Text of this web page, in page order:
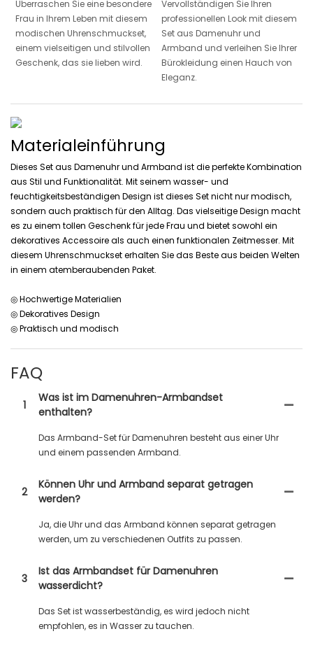
Überraschen Sie eine besondere
Frau in Ihrem Leben mit diesem
modischen Uhrenschmuckset,
einem vielseitigen und stilvollen
Geschenk, das sie lieben wird.
Vervollständigen Sie Ihren
professionellen Look mit diesem
Set aus Damenuhr und
Armband und verleihen Sie Ihrer
Bürokleidung einen Hauch von
Eleganz.
Materialeinführung
Dieses Set aus Damenuhr und Armband ist die perfekte Kombination
aus Stil und Funktionalität. Mit seinem wasser- und
feuchtigkeitsbeständigen Design ist dieses Set nicht nur modisch,
sondern auch praktisch für den Alltag. Das vielseitige Design macht
es zu einem tollen Geschenk für jede Frau und bietet sowohl ein
dekoratives Accessoire als auch einen funktionalen Zeitmesser. Mit
diesem Uhrenschmuckset erhalten Sie das Beste aus beiden Welten
in einem atemberaubenden Paket.
◎ Hochwertige Materialien
◎ Dekoratives Design
◎ Praktisch und modisch
FAQ
1
Was ist im Damenuhren-Armbandset
enthalten?
Das Armband-Set für Damenuhren besteht aus einer Uhr
und einem passenden Armband.
2
Können Uhr und Armband separat getragen
werden?
Ja, die Uhr und das Armband können separat getragen
werden, um zu verschiedenen Outfits zu passen.
3
Ist das Armbandset für Damenuhren
wasserdicht?
Das Set ist wasserbeständig, es wird jedoch nicht
empfohlen, es in Wasser zu tauchen.